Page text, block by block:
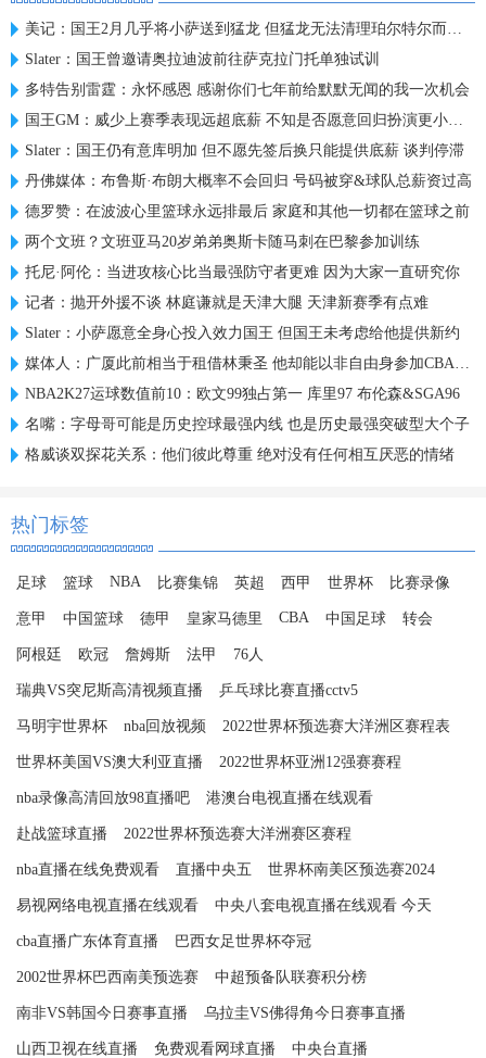
美记：国王2月几乎将小萨送到猛龙 但猛龙无法清理珀尔特尔而告吹
Slater：国王曾邀请奥拉迪波前往萨克拉门托单独试训
多特告别雷霆：永怀感恩 感谢你们七年前给默默无闻的我一次机会
国王GM：威少上赛季表现远超底薪 不知是否愿意回归扮演更小角色
Slater：国王仍有意库明加 但不愿先签后换只能提供底薪 谈判停滞
丹佛媒体：布鲁斯·布朗大概率不会回归 号码被穿&球队总薪资过高
德罗赞：在波波心里篮球永远排最后 家庭和其他一切都在篮球之前
两个文班？文班亚马20岁弟弟奥斯卡随马刺在巴黎参加训练
托尼·阿伦：当进攻核心比当最强防守者更难 因为大家一直研究你
记者：抛开外援不谈 林庭谦就是天津大腿 天津新赛季有点难
Slater：小萨愿意全身心投入效力国王 但国王未考虑给他提供新约
媒体人：广厦此前相当于租借林秉圣 他却能以非自由身参加CBA选秀
NBA2K27运球数值前10：欧文99独占第一 库里97 布伦森&SGA96
名嘴：字母哥可能是历史控球最强内线 也是历史最强突破型大个子
格威谈双探花关系：他们彼此尊重 绝对没有任何相互厌恶的情绪
热门标签
足球 篮球 NBA 比赛集锦 英超 西甲 世界杯 比赛录像
意甲 中国篮球 德甲 皇家马德里 CBA 中国足球 转会
阿根廷 欧冠 詹姆斯 法甲 76人
瑞典VS突尼斯高清视频直播 乒乓球比赛直播cctv5
马明宇世界杯 nba回放视频 2022世界杯预选赛大洋洲区赛程表
世界杯美国VS澳大利亚直播 2022世界杯亚洲12强赛赛程
nba录像高清回放98直播吧 港澳台电视直播在线观看
赴战篮球直播 2022世界杯预选赛大洋洲赛区赛程
nba直播在线免费观看 直播中央五 世界杯南美区预选赛2024
易视网络电视直播在线观看 中央八套电视直播在线观看 今天
cba直播广东体育直播 巴西女足世界杯夺冠
2002世界杯巴西南美预选赛 中超预备队联赛积分榜
南非VS韩国今日赛事直播 乌拉圭VS佛得角今日赛事直播
山西卫视在线直播 免费观看网球直播 中央台直播